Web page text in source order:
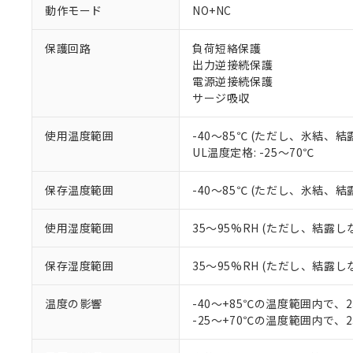
動作モード NO+NC
保護回路
負荷短絡保護
出力逆接続保護
電源逆接続保護
サージ吸収
使用温度範囲
-40～85℃ (ただし、氷結、結
UL温度定格: -25～70℃
保存温度範囲 -40～85℃ (ただし、氷結、結
使用湿度範囲 35～95%RH (ただし、結露し
保存湿度範囲 35～95%RH (ただし、結露し
温度の影響
-40～+85℃の温度範囲内で
-25～+70℃の温度範囲内で
ご利用条件
以下の条件をお読
本サービス
くものです。
当社制御機
のであり、
い。
当社販売員に
オムロン制
在庫状況お
す。
マイパーツ
ている必要
調査・確認中：
非該当品：ライセ
仕入先様の事情に
があります。
*EU RoHS指令（10物質
鉛(Pb) 1000ppm以下、
六価クロム(Cr(Ⅵ))
フタル酸ビス(2-エチル
但し、RoHS指令で産
フタル酸エステル類の
※2 対応予定月
部品在庫の切り替
※3 非含有証明
※1 中国
「－」：未確認で
*中国RoHS10物質の基
Pb(鉛) :1000ppm、
Cr(Ⅵ)(六価クロム) :
DBP(フタル酸ジブチル
DEHP(フタル酸ビス(2-
「ｅ」：有害物質
「10」：通常の使
味します。
「－」：未確認で
当社は、こ
う）を輸出
などの必要な
当社は規制
ます。
当社は貴社
当社は、貴
また当社は
たしません。
記
号
説明
○ 一定数
△ 一定数
－
在庫な
機器販
空
白
受注生